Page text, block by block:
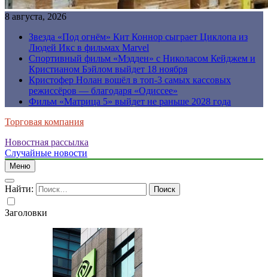
8 августа, 2026
Звезда «Под огнём» Кит Коннор сыграет Циклопа из
Людей Икс в фильмах Marvel
Спортивный фильм «Мэдден» с Николасом Кейджем и
Кристианом Бэйлом выйдет 18 ноября
Кристофер Нолан вошёл в топ-3 самых кассовых
режиссёров — благодаря «Одиссее»
Фильм «Матрица 5» выйдет не раньше 2028 года
Торговая компания
Новостная рассылка
Случайные новости
Меню
Найти:
Заголовки